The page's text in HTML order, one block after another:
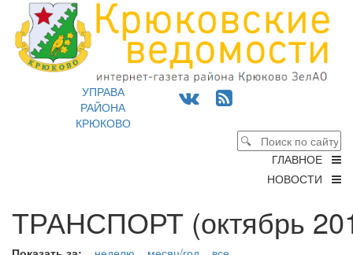
УПРАВА
РАЙОНА
КРЮКОВО
ГЛАВНОЕ
НОВОСТИ
ТРАНСПОРТ (октябрь